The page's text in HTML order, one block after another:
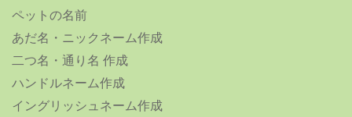
ペットの名前
あだ名・ニックネーム作成
二つ名・通り名 作成
ハンドルネーム作成
イングリッシュネーム作成